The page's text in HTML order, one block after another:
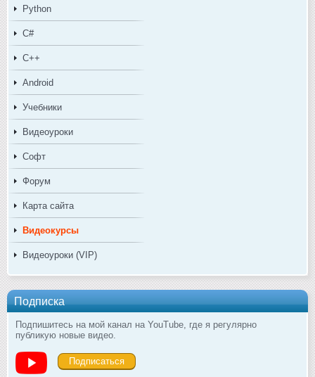
Python
C#
C++
Android
Учебники
Видеоуроки
Софт
Форум
Карта сайта
Видеокурсы
Видеоуроки (VIP)
Подписка
Подпишитесь на мой канал на YouTube, где я регулярно
публикую новые видео.
Подписаться